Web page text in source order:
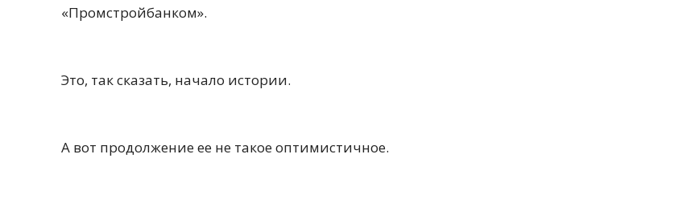
«Промстройбанком».
Это, так сказать, начало истории.
А вот продолжение ее не такое оптимистичное.